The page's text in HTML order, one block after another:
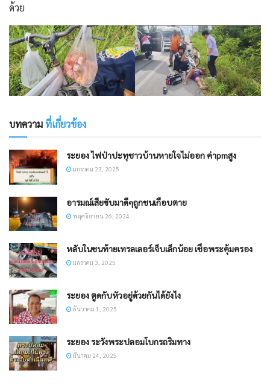
ด้วย
บทความที่เกี่ยวข้อง
ระยอง ไฟป่าปะทุชาวบ้านหายใจไม่ออก ค่าpmสูง
มกราคม 23, 2025
อารมณ์เสียขับมาดีๆถูกชนเกือบตาย
พฤศจิกายน 26, 2024
หลับในชนท้ายเทรลเลอร์เจ็บเล็กน้อย เชื่อพระคุ้มครอง
มกราคม 3, 2025
ระยอง ตูดกับหัวอยู่ด้วยกันได้ยังไง
ธันวาคม 1, 2025
ระยอง ระวังพระปลอมโบกรถริมทาง
มีนาคม 24, 2025